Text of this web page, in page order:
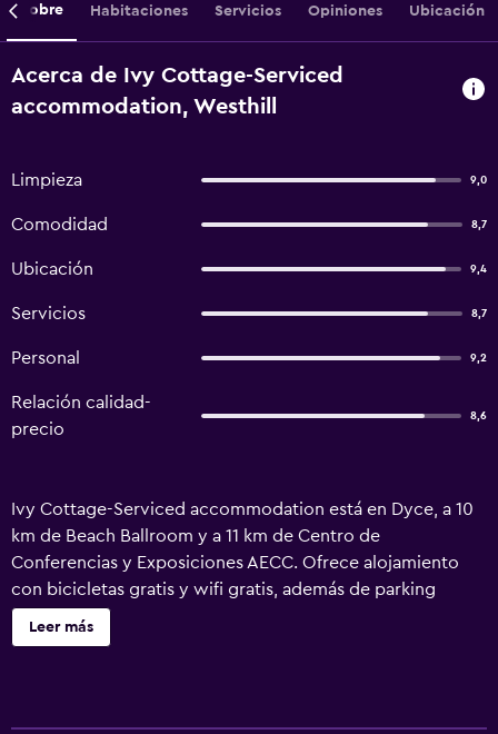
Sobre Habitaciones Servicios Opiniones Ubicación
Acerca de Ivy Cottage-Serviced
accommodation, Westhill
Limpieza 9,0
Comodidad 8,7
Ubicación 9,4
Servicios 8,7
Personal 9,2
Relación calidad-
precio
8,6
Ivy Cottage-Serviced accommodation está en Dyce, a 10
km de Beach Ballroom y a 11 km de Centro de
Conferencias y Exposiciones AECC. Ofrece alojamiento
con bicicletas gratis y wifi gratis, además de parking
privado gratis. El alojamiento está a unos 9,4 km de Galería
de arte de Aberdeen, a 11 km de Aberdeen Harbour y a 21
Leer más